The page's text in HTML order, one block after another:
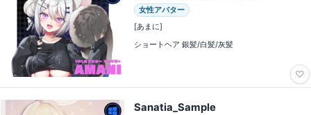
女性アバター
[あまに]
ショートヘア 銀髪/白髪/灰髪
♡
Sanatia_Sample